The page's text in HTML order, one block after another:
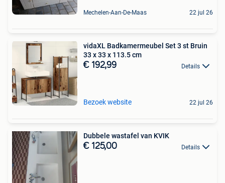
Mechelen-Aan-De-Maas 22 jul 26
vidaXL Badkamermeubel Set 3 st Bruin
33 x 33 x 113.5 cm
€ 192,99 Details
Bezoek website 22 jul 26
Dubbele wastafel van KVIK
€ 125,00 Details